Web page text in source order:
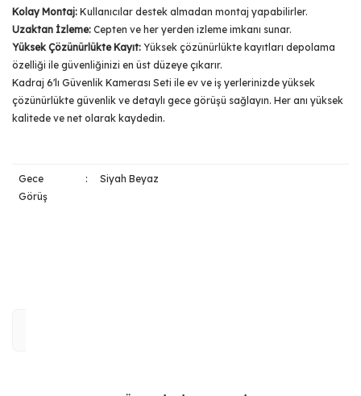
Kolay Montaj: Kullanıcılar destek almadan montaj yapabilirler.
Uzaktan İzleme: Cepten ve her yerden izleme imkanı sunar.
Yüksek Çözünürlükte Kayıt: Yüksek çözünürlükte kayıtları depolama
özelliği ile güvenliğinizi en üst düzeye çıkarır.
Kadraj 6'lı Güvenlik Kamerası Seti ile ev ve iş yerlerinizde yüksek
çözünürlükte güvenlik ve detaylı gece görüşü sağlayın. Her anı yüksek
kalitede ve net olarak kaydedin.
Gece
Görüş
: Siyah Beyaz